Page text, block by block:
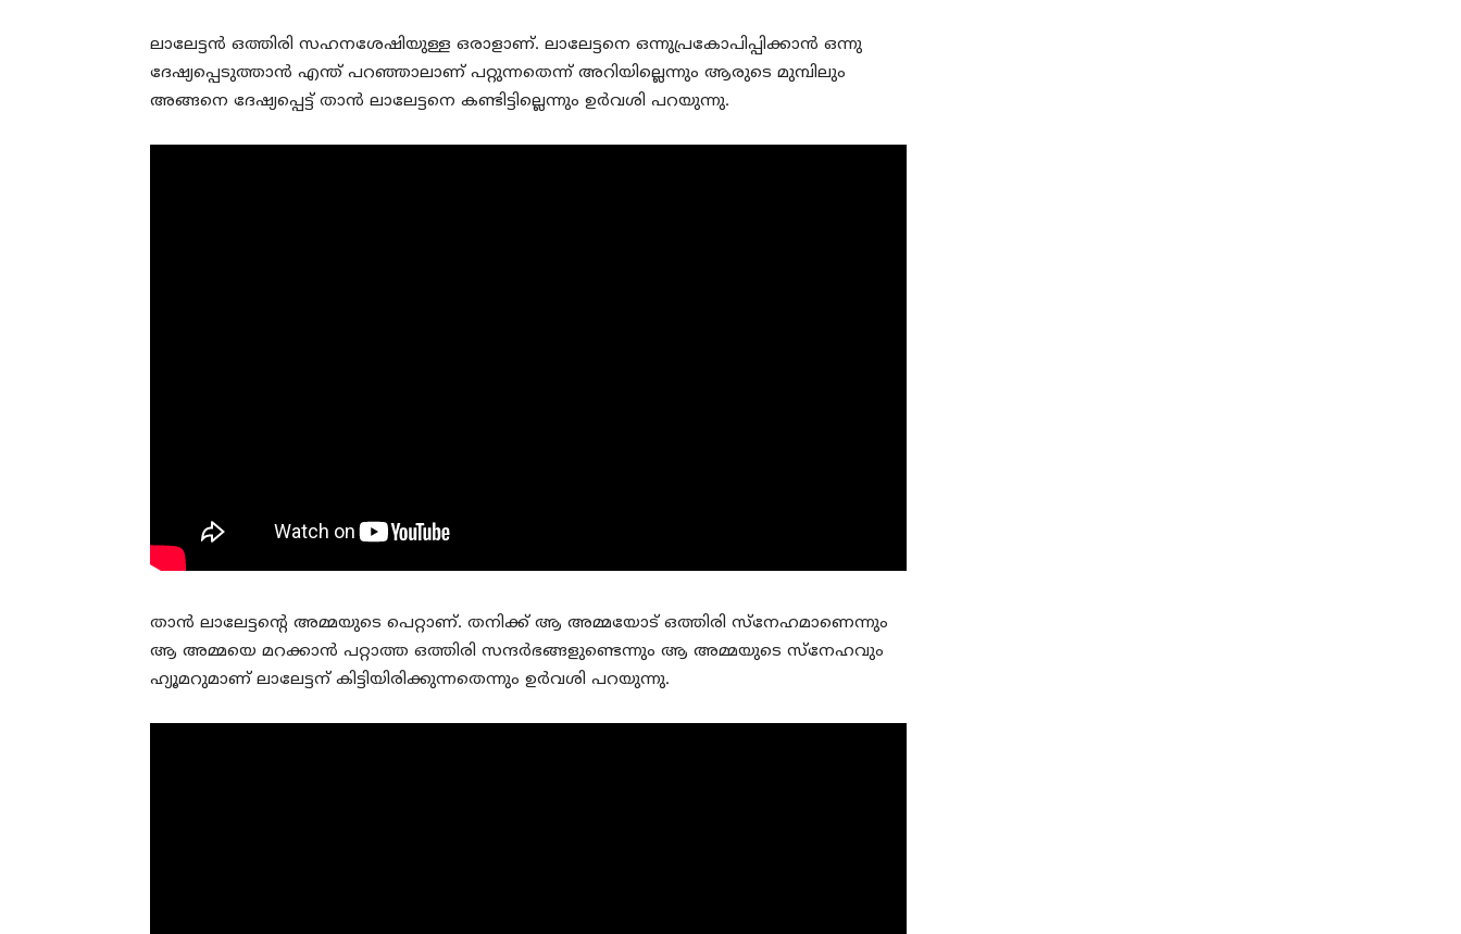
ലാലേട്ടന്‍ ഒത്തിരി സഹനശേഷിയുള്ള ഒരാളാണ്. ലാലേട്ടനെ ഒന്നുപ്രകോപിപ്പിക്കാന്‍ ഒന്നു
ദേഷ്യപ്പെടുത്താന്‍ എന്ത് പറഞ്ഞാലാണ് പറ്റുന്നതെന്ന് അറിയില്ലെന്നും ആരുടെ മുമ്പിലും
അങ്ങനെ ദേഷ്യപ്പെട്ട് താന്‍ ലാലേട്ടനെ കണ്ടിട്ടില്ലെന്നും ഉര്‍വശി പറയുന്നു.
താന്‍ ലാലേട്ടന്റെ അമ്മയുടെ പെറ്റാണ്. തനിക്ക് ആ അമ്മയോട് ഒത്തിരി സ്‌നേഹമാണെന്നും
ആ അമ്മയെ മറക്കാന്‍ പറ്റാത്ത ഒത്തിരി സന്ദര്‍ഭങ്ങളുണ്ടെന്നും ആ അമ്മയുടെ സ്‌നേഹവും
ഹ്യൂമറുമാണ് ലാലേട്ടന് കിട്ടിയിരിക്കുന്നതെന്നും ഉര്‍വശി പറയുന്നു.